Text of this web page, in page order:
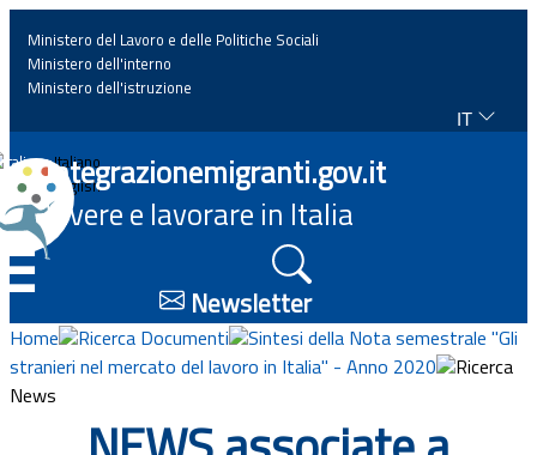
Home
News
Approfondimenti
Eventi
Normativa
Ministero del Lavoro e delle Politiche Sociali
Ministero dell'interno
Ministero dell'istruzione
IT
Italiano
English
Integrazionemigranti.gov.it
Vivere e lavorare in Italia
Newsletter
Home Ricerca Documenti
Sintesi della Nota semestrale "Gli
stranieri nel mercato del lavoro in Italia" - Anno 2020
Ricerca
News